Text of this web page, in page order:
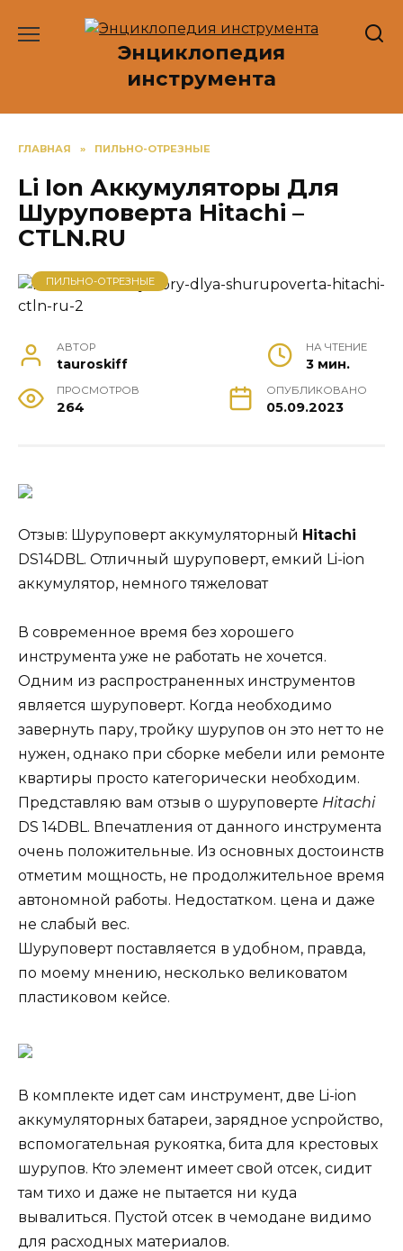
Энциклопедия
инструмента
ГЛАВНАЯ » ПИЛЬНО-ОТРЕЗНЫЕ
Li Ion Аккумуляторы Для
Шуруповерта Hitachi –
CTLN.RU
ПИЛЬНО-ОТРЕЗНЫЕ
АВТОР
tauroskiff
НА ЧТЕНИЕ
3 мин.
ПРОСМОТРОВ
264
ОПУБЛИКОВАНО
05.09.2023
Отзыв: Шуруповерт аккумуляторный Hitachi
DS14DBL. Отличный шуруповерт, емкий Li-ion
аккумулятор, немного тяжеловат
В современное время без хорошего
инструмента уже не работать не хочется.
Одним из распространенных инструментов
является шуруповерт. Когда необходимо
завернуть пару, тройку шурупов он это нет то не
нужен, однако при сборке мебели или ремонте
квартиры просто категорически необходим.
Представляю вам отзыв о шуруповерте Hitachi
DS 14DBL. Впечатления от данного инструмента
очень положительные. Из основных достоинств
отметим мощность, не продолжительное время
автономной работы. Недостатком. цена и даже
не слабый вес.
Шуруповерт поставляется в удобном, правда,
по моему мнению, несколько великоватом
пластиковом кейсе.
В комплекте идет сам инструмент, две Li-ion
аккумуляторных батареи, зарядное усnройство,
вспомогательная рукоятка, бита для крестовых
шурупов. Кто элемент имеет свой отсек, сидит
там тихо и даже не пытается ни куда
вывалиться. Пустой отсек в чемодане видимо
для расходных материалов.